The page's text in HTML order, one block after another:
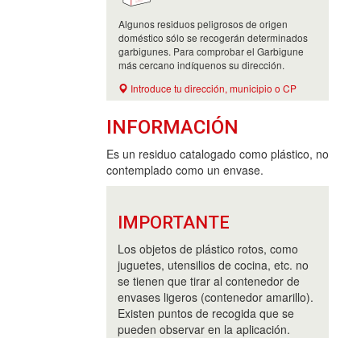
Algunos residuos peligrosos de origen
doméstico sólo se recogerán determinados
garbigunes. Para comprobar el Garbigune
más cercano indíquenos su dirección.
Introduce tu dirección, municipio o CP
INFORMACIÓN
Es un residuo catalogado como plástico, no
contemplado como un envase.
IMPORTANTE
Los objetos de plástico rotos, como
juguetes, utensilios de cocina, etc. no
se tienen que tirar al contenedor de
envases ligeros (contenedor amarillo).
Existen puntos de recogida que se
pueden observar en la aplicación.